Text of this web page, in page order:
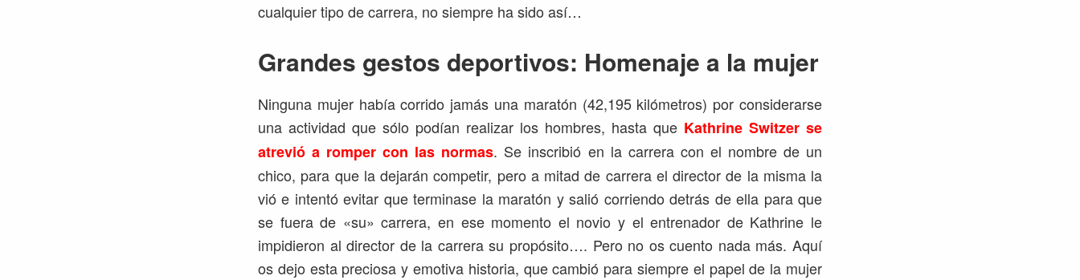
cualquier tipo de carrera, no siempre ha sido así…
Grandes gestos deportivos: Homenaje a la mujer
Ninguna mujer había corrido jamás una maratón (42,195 kilómetros) por considerarse
una actividad que sólo podían realizar los hombres, hasta que Kathrine Switzer se
atrevió a romper con las normas. Se inscribió en la carrera con el nombre de un
chico, para que la dejarán competir, pero a mitad de carrera el director de la misma la
vió e intentó evitar que terminase la maratón y salió corriendo detrás de ella para que
se fuera de «su» carrera, en ese momento el novio y el entrenador de Kathrine le
impidieron al director de la carrera su propósito…. Pero no os cuento nada más. Aquí
os dejo esta preciosa y emotiva historia, que cambió para siempre el papel de la mujer